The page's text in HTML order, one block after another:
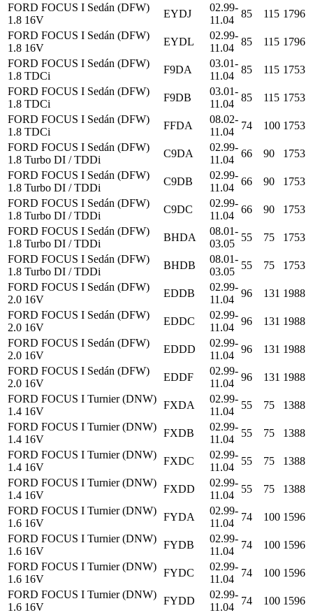
FORD FOCUS I Sedán (DFW)
1.8 16V
EYDJ
02.99-
11.04
85 115 1796
FORD FOCUS I Sedán (DFW)
1.8 16V
EYDL
02.99-
11.04
85 115 1796
FORD FOCUS I Sedán (DFW)
1.8 TDCi
F9DA
03.01-
11.04
85 115 1753
FORD FOCUS I Sedán (DFW)
1.8 TDCi
F9DB
03.01-
11.04
85 115 1753
FORD FOCUS I Sedán (DFW)
1.8 TDCi
FFDA
08.02-
11.04
74 100 1753
FORD FOCUS I Sedán (DFW)
1.8 Turbo DI / TDDi
C9DA
02.99-
11.04
66 90
1753
FORD FOCUS I Sedán (DFW)
1.8 Turbo DI / TDDi
C9DB
02.99-
11.04
66 90
1753
FORD FOCUS I Sedán (DFW)
1.8 Turbo DI / TDDi
C9DC
02.99-
11.04
66 90
1753
FORD FOCUS I Sedán (DFW)
1.8 Turbo DI / TDDi
BHDA
08.01-
03.05
55 75
1753
FORD FOCUS I Sedán (DFW)
1.8 Turbo DI / TDDi
BHDB
08.01-
03.05
55 75
1753
FORD FOCUS I Sedán (DFW)
2.0 16V
EDDB
02.99-
11.04
96 131 1988
FORD FOCUS I Sedán (DFW)
2.0 16V
EDDC
02.99-
11.04
96 131 1988
FORD FOCUS I Sedán (DFW)
2.0 16V
EDDD
02.99-
11.04
96 131 1988
FORD FOCUS I Sedán (DFW)
2.0 16V
EDDF
02.99-
11.04
96 131 1988
FORD FOCUS I Turnier (DNW)
1.4 16V
FXDA
02.99-
11.04
55 75
1388
FORD FOCUS I Turnier (DNW)
1.4 16V
FXDB
02.99-
11.04
55 75
1388
FORD FOCUS I Turnier (DNW)
1.4 16V
FXDC
02.99-
11.04
55 75
1388
FORD FOCUS I Turnier (DNW)
1.4 16V
FXDD
02.99-
11.04
55 75
1388
FORD FOCUS I Turnier (DNW)
1.6 16V
FYDA
02.99-
11.04
74 100 1596
FORD FOCUS I Turnier (DNW)
1.6 16V
FYDB
02.99-
11.04
74 100 1596
FORD FOCUS I Turnier (DNW)
1.6 16V
FYDC
02.99-
11.04
74 100 1596
FORD FOCUS I Turnier (DNW)
1.6 16V
FYDD
02.99-
11.04
74 100 1596